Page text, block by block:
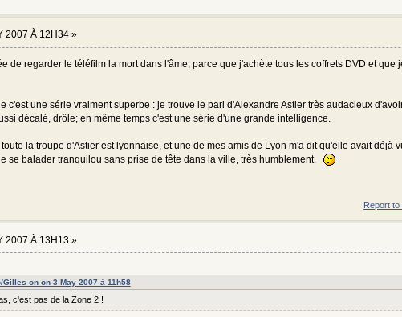
2007 À 12H34 »
de regarder le téléfilm la mort dans l'âme, parce que j'achète tous les coffrets DVD et que
c'est une série vraiment superbe : je trouve le pari d'Alexandre Astier très audacieux
décalé, drôle; en même temps c'est une série d'une grande intelligence.
toute la troupe d'Astier est lyonnaise, et une de mes amis de Lyon m'a dit qu'elle avait déjà
se balader tranquilou sans prise de tête dans la ville, très humblement.
Report
2007 À 13H13 »
Gilles on on 3 May 2007 à 11h58
c'est pas de la Zone 2 !